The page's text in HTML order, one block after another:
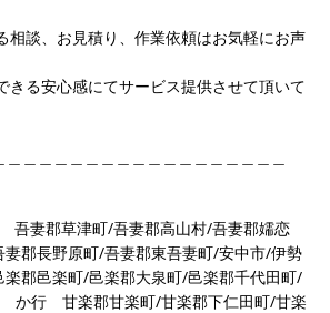
相談、お見積り、作業依頼はお気軽にお声
きる安心感にてサービス提供させて頂いて
＿＿＿＿＿＿＿＿＿＿＿＿＿＿＿＿＿
妻郡草津町/吾妻郡高山村/吾妻郡嬬恋
郡長野原町/吾妻郡東吾妻町/安中市/伊勢
郡邑楽町/邑楽郡大泉町/邑楽郡千代田町/
か行 甘楽郡甘楽町/甘楽郡下仁田町/甘楽